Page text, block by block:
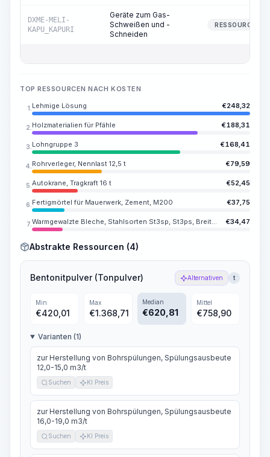
DXME-MELI-
KAPU_KAPURI
Geräte zum Gas-
Schweißen und -
Schneiden
RESSOURCE
TOP RESSOURCEN NACH KOSTEN
1. Lehmige Lösung €248,32
2. Holzmaterialien für Pfähle €188,31
3. Lohngruppe 3 €168,41
4. Rohrverleger, Nennlast 12,5 t €79,59
5. Autokrane, Tragkraft 16 t €52,45
6. Fertigmörtel für Mauerwerk, Zement, M200 €37,75
7. Warmgewalzte Bleche, Stahlsorten St3sp, St3ps, Breite 1200-3000 mm, Dicke 14-24 mm €34,47
Abstrakte Ressourcen (4)
Bentonitpulver (Tonpulver) Alternativen t
Min
€420,01
Max
€1.368,71
Median
€620,81
Mittel
€758,90
Varianten (1)
zur Herstellung von Bohrspülungen, Spülungsausbeute
12,0-15,0 m3/t
Suchen KI Preis
zur Herstellung von Bohrspülungen, Spülungsausbeute
16,0-19,0 m3/t
Suchen KI Preis